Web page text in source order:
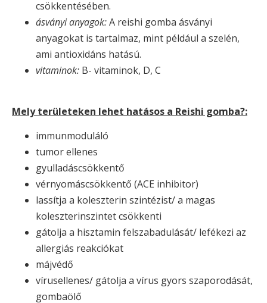
csökkentésében.
ásványi anyagok:A reishi gomba ásványi
anyagokat is tartalmaz, mint például a szelén,
ami antioxidáns hatású.
vitaminok: B- vitaminok, D, C
Mely területeken lehet hatásos a Reishi gomba?:
immunmoduláló
tumor ellenes
gyulladáscsökkentő
vérnyomáscsökkentő (ACE inhibitor)
lassítja a koleszterin szintézist/ a magas
koleszterinszintet csökkenti
gátolja a hisztamin felszabadulását/ lefékezi az
allergiás reakciókat
májvédő
vírusellenes/ gátolja a vírus gyors szaporodását,
gombaölő